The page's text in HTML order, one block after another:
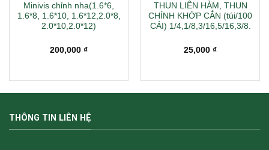
Minivis chỉnh nha(1.6*6,
1.6*8, 1.6*10, 1.6*12,2.0*8,
2.0*10,2.0*12)
200,000 ₫
THUN LIÊN HÀM, THUN
CHỈNH KHỚP CẮN (túi/100
CÁI) 1/4,1/8,3/16,5/16,3/8.
25,000 ₫
₫.
THÔNG TIN LIÊN HỆ